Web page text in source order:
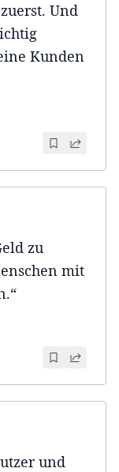
Und
Kunden
zu
mit
“
und